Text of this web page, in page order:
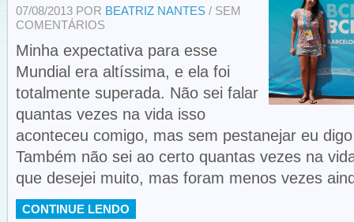
07/08/2013 POR BEATRIZ NANTES / SEM
COMENTÁRIOS
Minha expectativa para esse
Mundial era altíssima, e ela foi
totalmente superada. Não sei falar
quantas vezes na vida isso
aconteceu comigo, mas sem pestanejar eu
Também não sei ao certo quantas vezes na
que desejei muito, mas foram menos vezes
CONTINUE LENDO